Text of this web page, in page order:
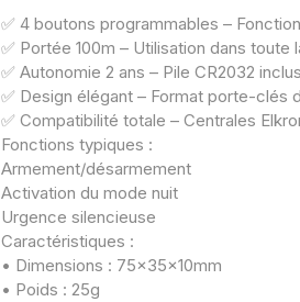
✅ 4 boutons programmables –
✅ Portée 100m – Utilisation dans toute
✅ Autonomie 2 ans – Pile CR2032
✅ Design élégant – Format porte-clés
✅ Compatibilité totale – Centrales
Fonctions typiques :
Armement/désarmement
Activation du mode nuit
Urgence silencieuse
Caractéristiques :
• Dimensions : 75x35x10mm
• Poids : 25g